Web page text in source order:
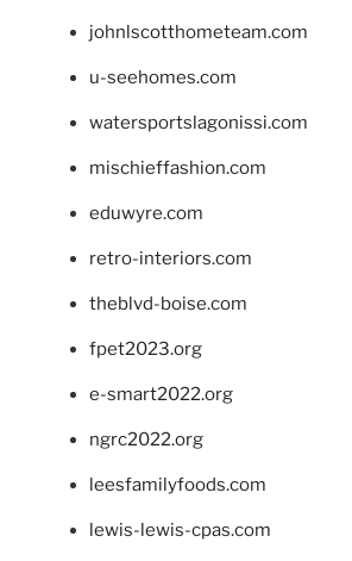
johnlscotthometeam.com
u-seehomes.com
watersportslagonissi.com
mischieffashion.com
eduwyre.com
retro-interiors.com
theblvd-boise.com
fpet2023.org
e-smart2022.org
ngrc2022.org
leesfamilyfoods.com
lewis-lewis-cpas.com